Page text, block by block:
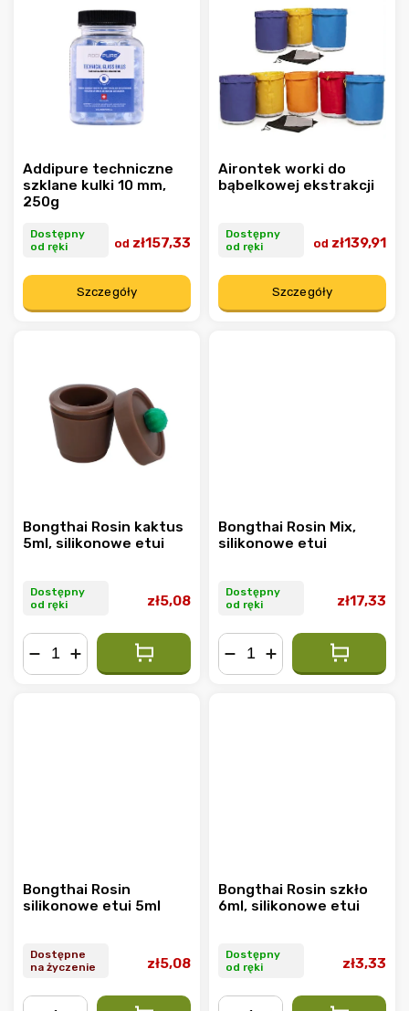
Najczęściej sprzedawane
Alfabetycznie
Addipure techniczne
szklane kulki 10 mm,
250g
Dostępny
od ręki
od zł157,33
Szczegóły
Airontek worki do
bąbelkowej ekstrakcji
Dostępny
od ręki
od zł139,91
Szczegóły
Bongthai Rosin kaktus
5ml, silikonowe etui
Dostępny
od ręki
zł5,08
Bongthai Rosin Mix,
silikonowe etui
Dostępny
od ręki
zł17,33
Bongthai Rosin
silikonowe etui 5ml
Dostępne
na życzenie
zł5,08
Bongthai Rosin szkło
6ml, silikonowe etui
Dostępny
od ręki
zł3,33